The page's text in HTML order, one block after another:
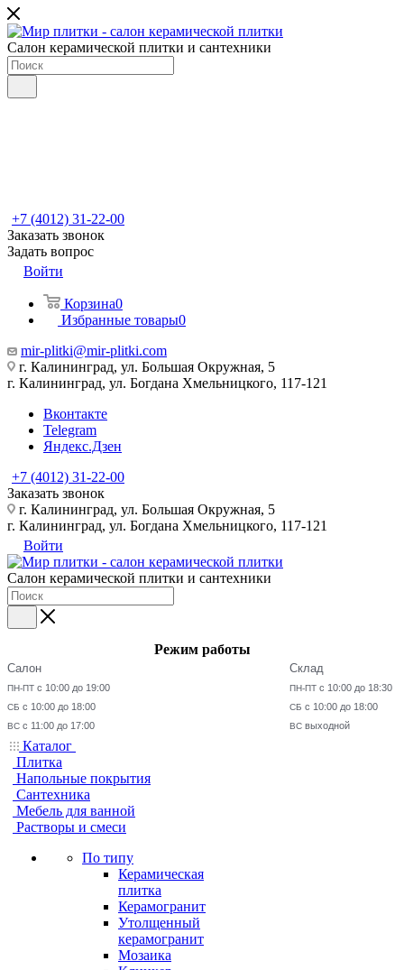
Салон керамической плитки и сантехники
+7 (4012) 31-22-00
Заказать звонок
Задать вопрос
Войти
Корзина0
Избранные товары0
mir-plitki@mir-plitki.com
г. Калининград, ул. Большая Окружная, 5
г. Калининград, ул. Богдана Хмельницкого, 117-121
Вконтакте
Telegram
Яндекс.Дзен
+7 (4012) 31-22-00
Заказать звонок
г. Калининград, ул. Большая Окружная, 5
г. Калининград, ул. Богдана Хмельницкого, 117-121
Войти
Салон керамической плитки и сантехники
Режим работы
Салон
ПН-ПТ с 10:00 до 19:00
СБ с 10:00 до 18:00
ВС с 11:00 до 17:00
Склад
ПН-ПТ с 10:00 до 18:30
СБ с 10:00 до 18:00
ВС выходной
Каталог
Плитка
Напольные покрытия
Сантехника
Мебель для ванной
Растворы и смеси
По типу
Керамическая
плитка
Керамогранит
Утолщенный
керамогранит
Мозаика